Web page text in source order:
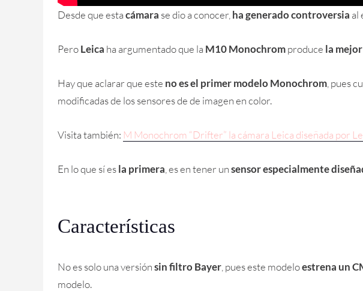
Desde que estacámara se dio a conocer,ha generado controversia al
PeroLeica ha argumentado que la M10 Monochromproduce la
Hay que aclarar que este no es el primer modelo Monochrom, pues
modificadas de los sensores de de imagen en color.
Visita también: M Monochrom “Drifter” la cámara Leica diseñada por
En lo que sí esla primera, es en tener unsensor especialmente
Características
No es solo una versiónsin filtro Bayer , pues este modeloestrena un
modelo.